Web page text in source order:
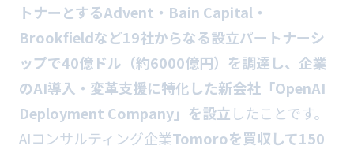
トナーとするAdvent・Bain Capital・
Brookfieldなど19社からなる設立パートナーシ
ップで40億ドル（約6000億円）を調達し、企業
のAI導入・変革支援に特化した新会社「OpenAI
Deployment Company」を設立したことです。
AIコンサルティング企業Tomoroを買収して150